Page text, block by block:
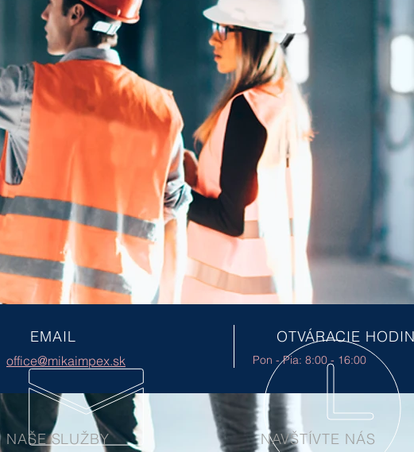
EMAIL
office@mikaimpex.sk
OTVÁRACIE
Pon - Pia: 8:00 - 16:00
NAŠE SLUŽBY NAVŠTÍVTE NÁS